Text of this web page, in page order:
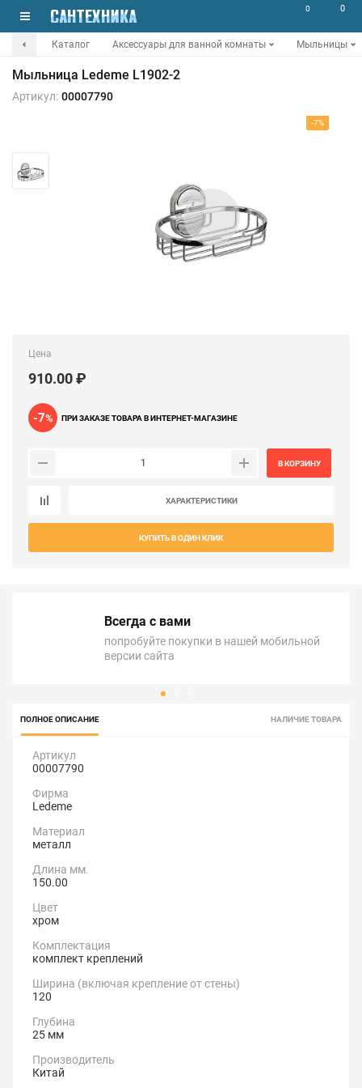
0 0
Каталог Аксессуары для ванной комнаты Мыльницы
Мыльница Ledeme L1902-2
Артикул: 00007790
-7%
Цена
910.00 ₽
-7% ПРИ ЗАКАЗЕ ТОВАРА В ИНТЕРНЕТ-МАГАЗИНЕ
В КОРЗИНУ
ХАРАКТЕРИСТИКИ
КУПИТЬ В ОДИН КЛИК
Всегда с вами
попробуйте покупки в нашей мобильной
версии сайта
ПОЛНОЕ ОПИСАНИЕ НАЛИЧИЕ ТОВАРА
Артикул
00007790
Фирма
Ledeme
Материал
металл
Длина мм.
150.00
Цвет
хром
Комплектация
комплект креплений
Ширина (включая крепление от стены)
120
Глубина
25 мм
Производитель
Китай